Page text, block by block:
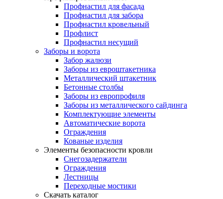
Профнастил для фасада
Профнастил для забора
Профнастил кровельный
Профлист
Профнастил несущий
Заборы и ворота
Забор жалюзи
Заборы из евроштакетника
Металлический штакетник
Бетонные столбы
Заборы из европрофиля
Заборы из металлического сайдинга
Комплектующие элементы
Автоматические ворота
Ограждения
Кованые изделия
Элементы безопасности кровли
Снегозадержатели
Ограждения
Лестницы
Переходные мостики
Скачать каталог